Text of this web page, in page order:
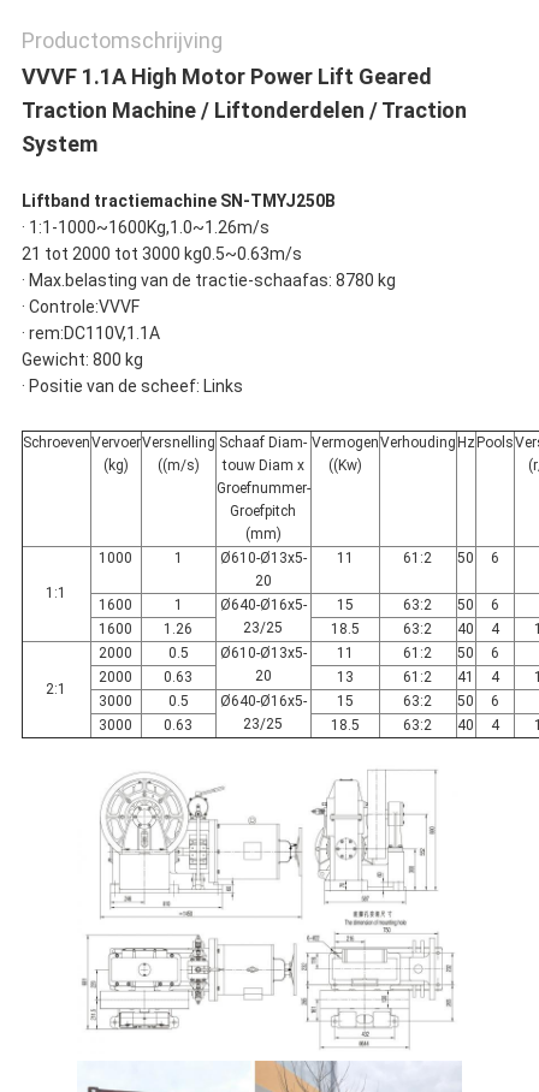
Productomschrijving
VVVF 1.1A High Motor Power Lift Geared
Traction Machine / Liftonderdelen / Traction
System
Liftband tractiemachine SN-TMYJ250B
· 1:1-1000~1600Kg,1.0~1.26m/s
21 tot 2000 tot 3000 kg0.5~0.63m/s
· Max.belasting van de tractie-schaafas: 8780 kg
· Controle:VVVF
· rem:DC110V,1.1A
Gewicht: 800 kg
· Positie van de scheef: Links
SchroevenVervoer
(kg)
Versnelling
((m/s)
Schaaf Diam-
touw Diam x
Groefnummer-
Groefpitch
(mm)
Vermogen
((Kw)
Verhouding Hz Pools
1:1
1000 1
Ø610-Ø13x5-
20
11 61:2 50 6
1600 1
Ø640-Ø16x5-
23/25
15 63:2 50 6
1600
1.26 18.5 63:2 40 4
2:1
2000 0.5
Ø610-Ø13x5-
20
11 61:2 50 6
2000
0.63 13 61:2 41 4
3000
0.5
Ø640-Ø16x5-
23/25
15 63:2 50 6
3000
0.63 18.5 63:2 40 4